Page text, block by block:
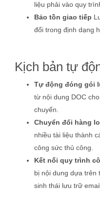
liệu phải vào quy
Bảo tồn giao tiếp
đổi trong định dạng
Kịch bản tự
Tự động đóng gói
từ nội dung DOC
chuyển.
Chuyển đổi hàng
nhiều tài liệu thành
công sức thủ công.
Kết nối quy trình
bị nội dung dựa trên
sinh thái lưu trữ